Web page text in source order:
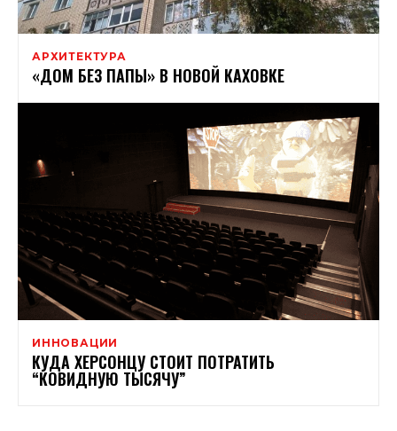
АРХИТЕКТУРА
«ДОМ БЕЗ ПАПЫ» В НОВОЙ КАХОВКЕ
ИННОВАЦИИ
КУДА ХЕРСОНЦУ СТОИТ ПОТРАТИТЬ
“КОВИДНУЮ ТЫСЯЧУ”